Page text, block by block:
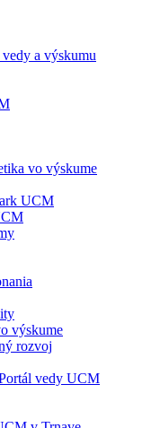
a výskumu
vo výskume
UCM
výskume
rozvoj
Evidencia projektov - Portál vedy UCM